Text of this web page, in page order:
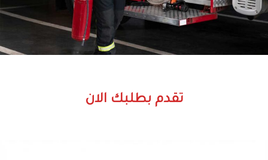
تقدم بطلبك الان